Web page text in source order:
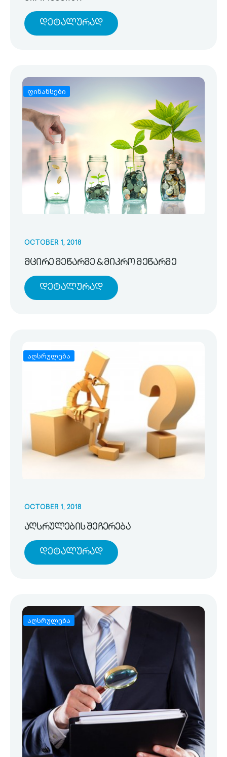
Დეტალურად
ფინანსები
OCTOBER 1, 2018
მცირე მეწარმე & მიკრო მეწარმე
Დეტალურად
აღსრულება
OCTOBER 1, 2018
აღსრულების შეჩერება
Დეტალურად
აღსრულება